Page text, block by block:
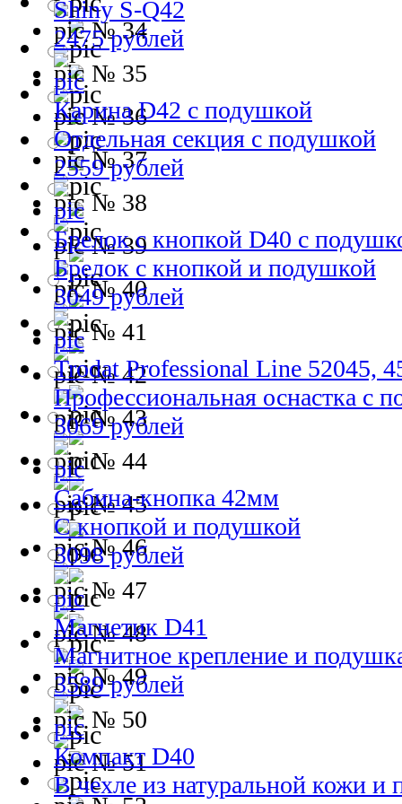
№ 34
№ 35
№ 36
№ 37
№ 38
№ 39
№ 40
№ 41
№ 42
№ 43
№ 44
№ 45
№ 46
№ 47
№ 48
№ 49
№ 50
№ 51
Shiny S-Q42
2475 рублей
Карина D42 с подушкой
Отдельная секция с подушкой
2559 рублей
Брелок с кнопкой D40 с
Брелок с кнопкой и подушкой
3049 рублей
Trodat Professional Line 52045,
Профессиональная оснастка с
3069 рублей
Сабина-кнопка 42мм
С кнопкой и подушкой
3098 рублей
Магнетик D41
Магнитное крепление и
3589 рублей
Компакт D40
В чехле из натуральной кожи и